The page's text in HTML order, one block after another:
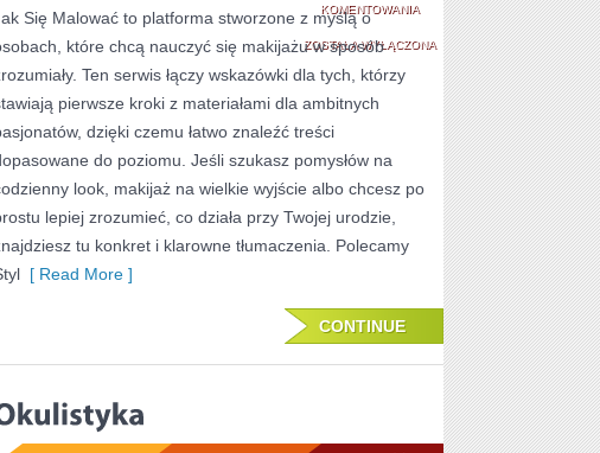
KOMENTOWANIAMETAMORFOZY
ZOSTAŁA WYŁĄCZONA
Się Malować to platforma stworzone z myślą o
które chcą nauczyć się makijażu w sposób
Ten serwis łączy wskazówki dla tych, którzy
pierwsze kroki z materiałami dla ambitnych
dzięki czemu łatwo znaleźć treści
do poziomu. Jeśli szukasz pomysłów na
look, makijaż na wielkie wyjście albo chcesz po
lepiej zrozumieć, co działa przy Twojej urodzie,
tu konkret i klarowne tłumaczenia. Polecamy
[ Read More ]
CONTINUE